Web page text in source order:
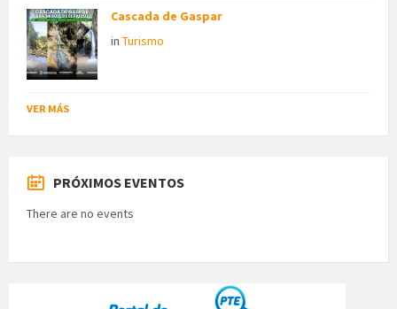
Cascada de Gaspar
in Turismo
VER MÁS
PRÓXIMOS EVENTOS
There are no events